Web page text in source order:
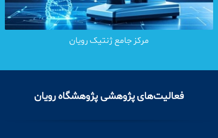
مرکز جامع ژنتیک رویان
فعالیت‌های پژوهشی پژوهشگاه رویان